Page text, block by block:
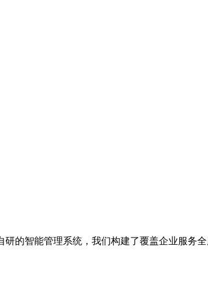
的智能管理系统，我们构建了覆盖企业服务